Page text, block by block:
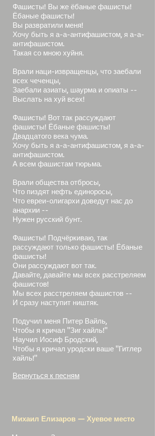
Фашисты! Вы же ёбаные фашисты!
Ёбаные фашисты!
Вы развратили меня!
Хочу быть я а-а-антифашистом, я а-а-
антифашистом.
Такая со мною хуйня.
Врали наци-извращенцы, что заебали
всех чеченцы,
Заебали азиаты, шаурма и опиаты --
Выслать на хуй всех!
Фашисты! Вот так рассуждают
фашисты! Ёбаные фашисты!
Двадцатого века чума.
Хочу быть я а-а-антифашистом, я а-а-
антифашистом.
А всем фашистам тюрьма.
Врали общества отбросы,
Что пиздят нефть единоросы,
Что евреи-олигархи доведут нас до
анархии --
Нужен русский бунт.
Фашисты! Подчёркиваю, так
рассуждают только фашисты! Ёбаные
фашисты!
Они рассуждают вот так.
Давайте, давайте мы всех расстреляем
фашистов!
Мы всех расстреляем фашистов --
И сразу наступит ништяк.
Подучил меня Питер Вайль,
Чтобы я кричал "Зиг хайль!"
Научил Иосиф Бродский,
Чтобы я кричал уродски ваше "Гитлер
хайль!"
Вернуться к песням
Михаил Елизаров — Хуевое место